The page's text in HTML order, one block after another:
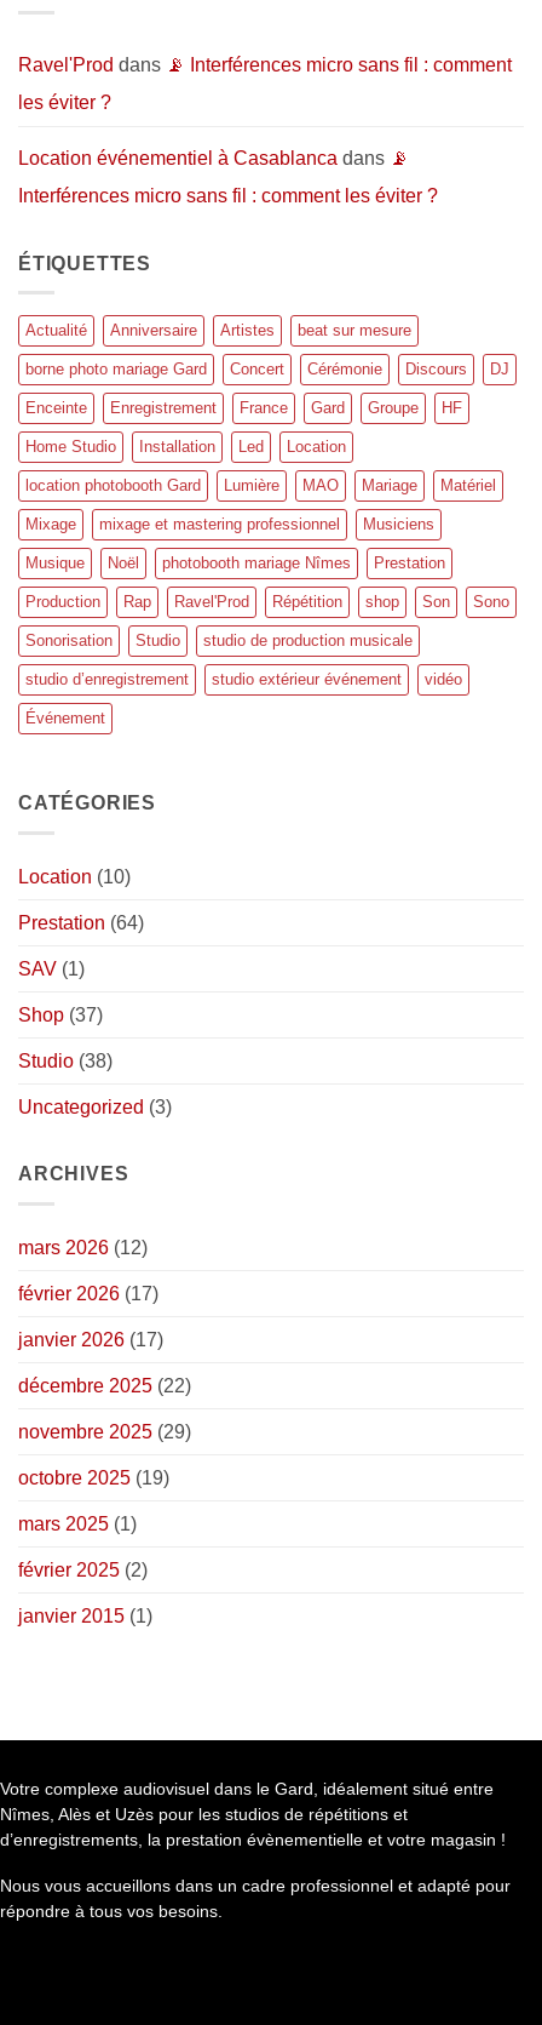
musicaux
à
ouverte
Ravel'Prod dans 📡 Interférences micro sans fil : comment
les éviter ?
Location événementiel à Casablanca dans 📡
Interférences micro sans fil : comment les éviter ?
ÉTIQUETTES
Actualité Anniversaire Artistes beat sur mesure
borne photo mariage Gard Concert Cérémonie Discours DJ
Enceinte Enregistrement France Gard Groupe HF
Home Studio Installation Led Location
location photobooth Gard Lumière MAO Mariage Matériel
Mixage mixage et mastering professionnel Musiciens
Musique Noël photobooth mariage Nîmes Prestation
Production Rap Ravel'Prod Répétition shop Son Sono
Sonorisation Studio studio de production musicale
studio d’enregistrement studio extérieur événement vidéo
Événement
CATÉGORIES
Location (10)
Prestation (64)
SAV (1)
Shop (37)
Studio (38)
Uncategorized (3)
ARCHIVES
mars 2026 (12)
février 2026 (17)
janvier 2026 (17)
décembre 2025 (22)
novembre 2025 (29)
octobre 2025 (19)
mars 2025 (1)
février 2025 (2)
janvier 2015 (1)
Votre complexe audiovisuel dans le Gard, idéalement situé entre
Nîmes, Alès et Uzès pour les studios de répétitions et
d’enregistrements, la prestation évènementielle et votre magasin !
Nous vous accueillons dans un cadre professionnel et adapté pour
répondre à tous vos besoins.